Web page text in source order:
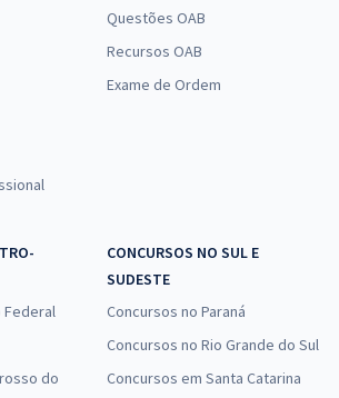
R$27,99
Federal do Rio Grande do Sul - Conhecimentos
ou 12x de
R$22,66
Economize R$ 67,98 (-20%)
Questões OAB
Recursos OAB
Exame de Ordem
Federal
do
CONCURSOS NO SUL E
SUDESTE
Concursos no Paraná
Concursos no Rio Grande do Sul
Concursos em Santa Catarina